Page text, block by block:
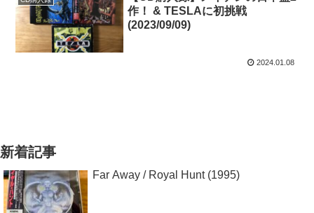
作！ & TESLAに初挑戦
(2023/09/09)
2024.01.08
新着記事
Far Away / Royal Hunt (1995)